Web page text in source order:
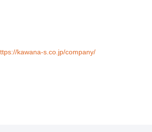
kawana-s.co.jp/company/